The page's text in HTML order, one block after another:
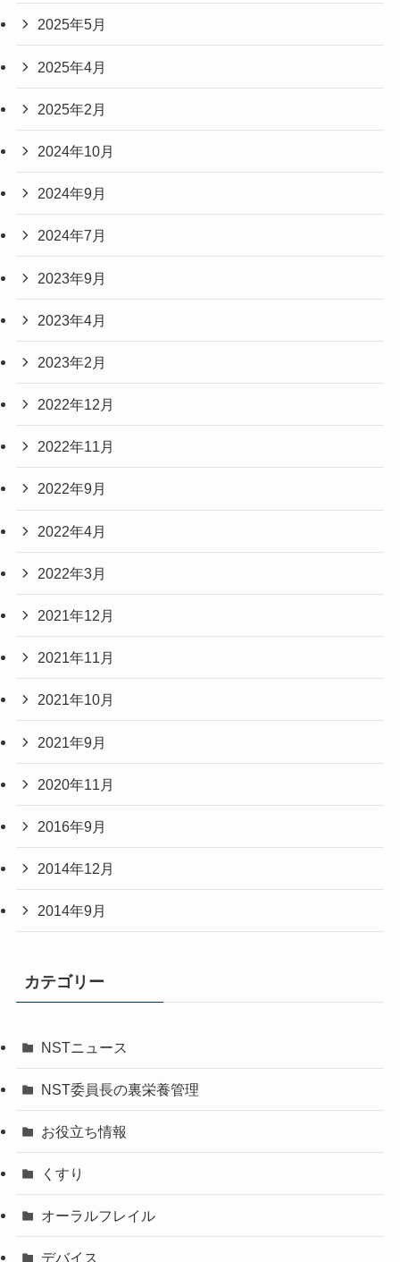
2025年5月
2025年4月
2025年2月
2024年10月
2024年9月
2024年7月
2023年9月
2023年4月
2023年2月
2022年12月
2022年11月
2022年9月
2022年4月
2022年3月
2021年12月
2021年11月
2021年10月
2021年9月
2020年11月
2016年9月
2014年12月
2014年9月
カテゴリー
NSTニュース
NST委員長の裏栄養管理
お役立ち情報
くすり
オーラルフレイル
デバイス